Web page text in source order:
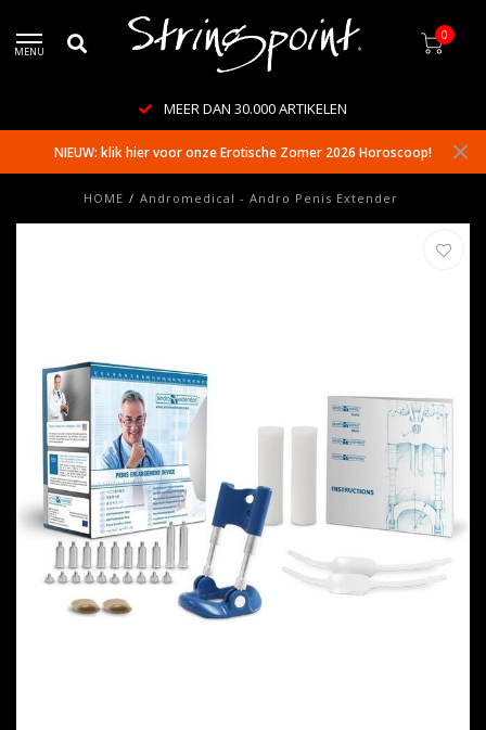
MENU
0
MEER DAN 30.000 ARTIKELEN
NIEUW: klik hier voor onze Erotische Zomer 2026 Horoscoop!
HOME / Andromedical - Andro Penis Extender